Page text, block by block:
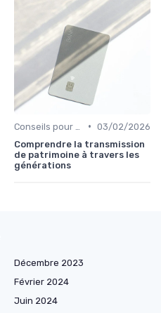
• 03/02/2026
Comprendre la transmission
de patrimoine à travers les
générations
Décembre 2023
Février 2024
Juin 2024